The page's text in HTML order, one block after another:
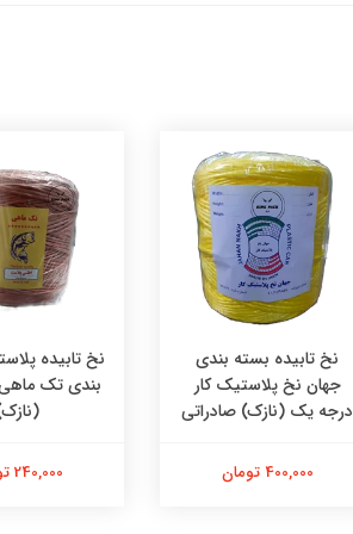
نخ تابیده بسته بندی
جهان نخ پلاستیک کار
درجه یک (نازک) صادراتی
400,000 تومان
نخ تابیده
240,000 تومان